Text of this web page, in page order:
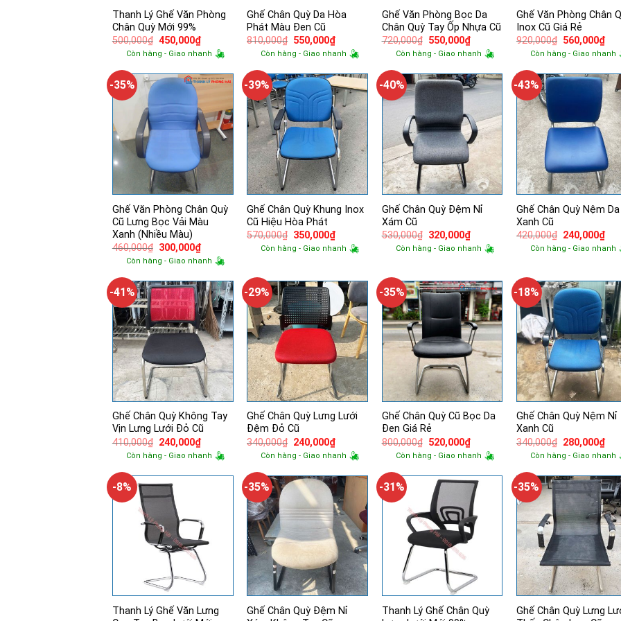
Thanh Lý Ghế Văn Phòng
Chân Quỳ Mới 99%
500,000₫ Giá
gốc
là:
450,000₫Giá
hiện
tại
450,000₫.
Còn hàng - Giao nhanh
Ghế Chân Quỳ Da Hòa
Phát Màu Đen Cũ
810,000₫ Giá
gốc
là:
550,000₫Giá
hiện
tại
550,000₫.
Còn hàng - Giao nhanh
Ghế Văn Phòng Bọc Da
Chân Quỳ Tay Ốp Nhựa Cũ
720,000₫ Giá
gốc
là:
550,000₫Giá
hiện
tại
550,000₫.
Còn hàng - Giao nhanh
Ghế Văn Phòng Chân
Inox Cũ Giá Rẻ
920,000₫ Giá
gốc
là:
560,000₫Giá
tại
Còn hàng - Giao nhanh
-35%
Ghế Văn Phòng Chân Quỳ
Cũ Lưng Bọc Vải Màu
Xanh (Nhiều Màu)
460,000₫ Giá
gốc
là:
300,000₫Giá
hiện
tại
300,000₫.
Còn hàng - Giao nhanh
-39%
Ghế Chân Quỳ Khung Inox
Cũ Hiệu Hòa Phát
570,000₫ Giá
gốc
là:
350,000₫Giá
hiện
tại
Còn hàng - Giao nhanh
-40%
Ghế Chân Quỳ Đệm Nỉ
Xám Cũ
530,000₫ Giá
gốc
là:
320,000₫Giá
hiện
tại
Còn hàng - Giao nhanh
-43%
Ghế Chân Quỳ Nệm Da
Xanh Cũ
420,000₫ Giá
gốc
là:
240,000₫Giá
tại
Còn hàng - Giao nhanh
-41%
Ghế Chân Quỳ Không Tay
Vịn Lưng Lưới Đỏ Cũ
410,000₫ Giá
gốc
là:
240,000₫Giá
hiện
tại
240,000₫.
Còn hàng - Giao nhanh
-29%
Ghế Chân Quỳ Lưng Lưới
Đệm Đỏ Cũ
340,000₫ Giá
gốc
là:
240,000₫Giá
hiện
tại
240,000₫.
Còn hàng - Giao nhanh
-35%
Ghế Chân Quỳ Cũ Bọc Da
Đen Giá Rẻ
800,000₫ Giá
gốc
là:
520,000₫Giá
hiện
tại
520,000₫.
Còn hàng - Giao nhanh
-18%
Ghế Chân Quỳ Nệm Nỉ
Xanh Cũ
340,000₫ Giá
gốc
là:
280,000₫Giá
tại
Còn hàng - Giao nhanh
-8%
Thanh Lý Ghế Văn Lưng
-35%
Ghế Chân Quỳ Đệm Nỉ
-31%
Thanh Lý Ghế Chân Quỳ
-35%
Ghế Chân Quỳ Lưng